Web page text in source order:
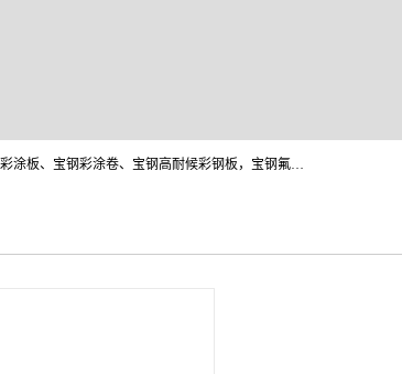
上海轩本实业有限公司主营产品：宝钢彩钢板、宝钢彩钢卷、宝钢彩涂板、宝钢彩涂卷、宝钢高耐候彩钢板，宝钢氟碳彩钢板。是一家集钢铁贸易，物流、加工为一体的产业全配套公司。